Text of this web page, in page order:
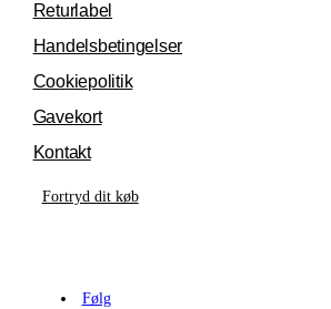
Returlabel
Handelsbetingelser
Cookiepolitik
Gavekort
Kontakt
Fortryd dit køb
Følg